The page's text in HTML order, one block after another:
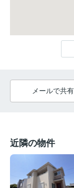
メールで共
近隣の物件